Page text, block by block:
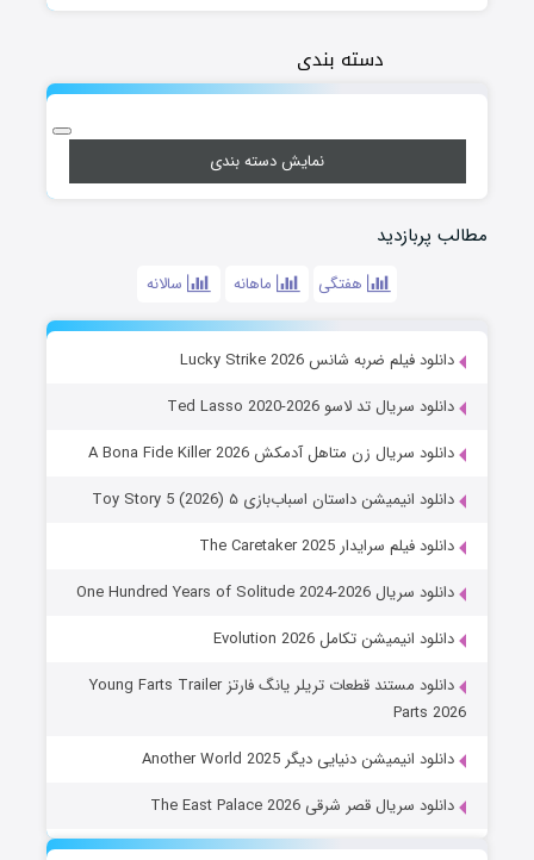
دسته بندی
نمایش دسته بندی
مطالب پربازدید
هفتگی ماهانه سالانه
دانلود فیلم ضربه شانس Lucky Strike 2026
دانلود سریال تد لاسو Ted Lasso 2020-2026
دانلود سریال زن متاهل آدمکش A Bona Fide Killer 2026
دانلود انیمیشن داستان اسباب‌بازی ۵ Toy Story 5 (2026)
دانلود فیلم سرایدار The Caretaker 2025
دانلود سریال One Hundred Years of Solitude 2024-2026
دانلود انیمیشن تکامل Evolution 2026
دانلود مستند قطعات تریلر یانگ فارتز Young Farts Trailer
Parts 2026
دانلود انیمیشن دنیایی دیگر Another World 2025
دانلود سریال قصر شرقی The East Palace 2026